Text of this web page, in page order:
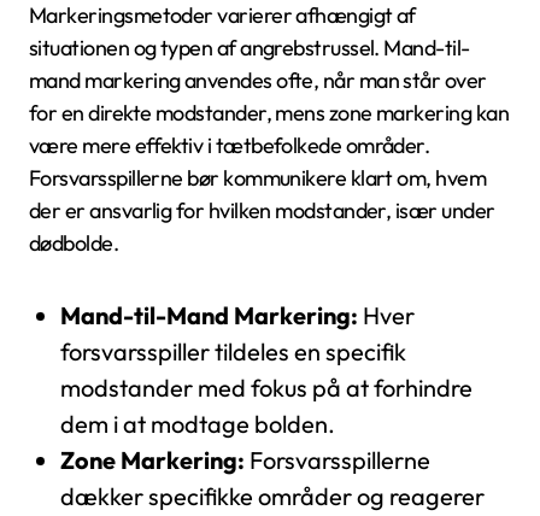
Markeringsmetoder varierer afhængigt af
situationen og typen af angrebstrussel. Mand-til-
mand markering anvendes ofte, når man står over
for en direkte modstander, mens zone markering kan
være mere effektiv i tætbefolkede områder.
Forsvarsspillerne bør kommunikere klart om, hvem
der er ansvarlig for hvilken modstander, især under
dødbolde.
Mand-til-Mand Markering: Hver
forsvarsspiller tildeles en specifik
modstander med fokus på at forhindre
dem i at modtage bolden.
Zone Markering: Forsvarsspillerne
dækker specifikke områder og reagerer